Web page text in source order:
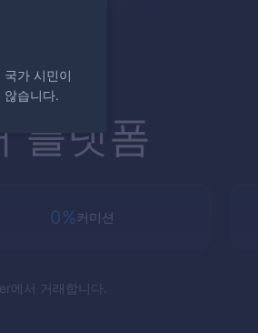
플랫폼
0% 커미션
에서 거래합니다.
가 시민이
않습니다.